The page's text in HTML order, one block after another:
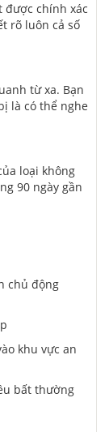
được chính xác
rõ luôn cả số
từ xa. Bạn
là có thể nghe
loại không
90 ngày gần
chủ động
khu vực an
bất thường